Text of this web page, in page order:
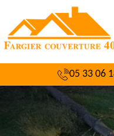
05 33 06